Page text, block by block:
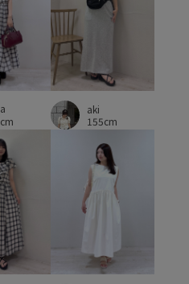
ネン リブ リラックス感
ワンピース ヴィンテージ
縮性 優秀アイテム
し可能 大人っぽい
機能素材
良い 脚長効果
aki
155cm